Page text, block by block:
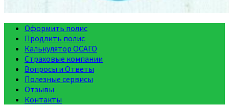
Оформить полис
Продлить полис
Калькулятор ОСАГО
Страховые компании
Вопросы и Ответы
Полезные сервисы
Отзывы
Контакты